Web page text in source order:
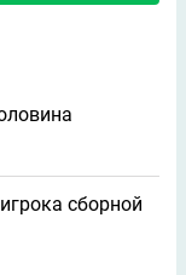
сборной